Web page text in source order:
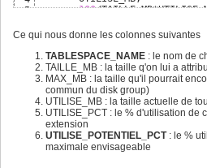
5
7
100/
from
        d.autoextensible,
        substr
(d.file_name,1
sum (d.bytes )/1024/
sum(d.maxbytes
from
group
by d.tablespace_name,
union
select t.tablespace_name,
        t.autoextensible,
Ce qui nous donne les colonnes suivantes
TABLESPACE_NAME : le nom de
TAILLE_MB : la taille q'on lui a
MAX_MB : la taille qu'il pourrait
commun du disk group)
UTILISE_MB : la taille actuelle de
UTILISE_PCT : le % d'utilisation de
extension
UTILISE_POTENTIEL_PCT : le %
maximale envisageable